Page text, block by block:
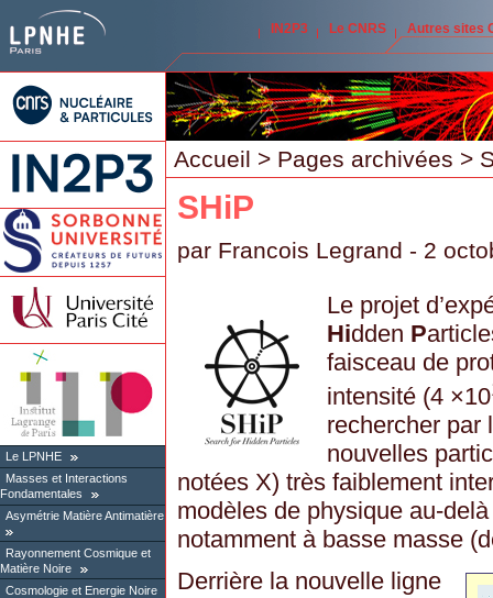
IN2P3 Le CNRS Autres sites
Le LPNHE
Masses et Interactions
Fondamentales
Asymétrie Matière Antimatière
Rayonnement Cosmique et
Matière Noire
Cosmologie et Energie Noire
Accueil > Pages archivées >
SHiP
par Francois Legrand - 2
Le projet
Hidden P
faisceau de
intensité (4 ×10
rechercher
nouvelles
notées X) très faiblement
modèles de physique au-
notamment à basse masse
Derrière la nouvelle ligne